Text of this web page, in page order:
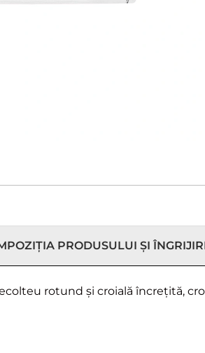
PRODUSULUI ȘI
rotund și croială încrețită,